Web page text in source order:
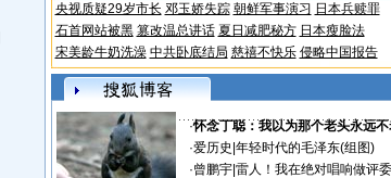
央视质疑29岁市长 邓玉娇失踪 朝鲜军事演习 日本兵赎罪
石首网站被黑 篡改温总讲话 夏日减肥秘方 日本瘦脸法
宋美龄牛奶洗澡 中共卧底结局 慈禧不快乐 侵略中国报告
·怀念丁聪：我以为那个老头永远不
·爱历史 年轻时代的毛泽东(组图)
·曾鹏宇| 雷人！我在绝对唱响做评委